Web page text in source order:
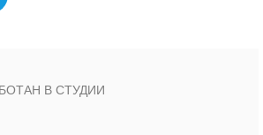
В СТУДИИ